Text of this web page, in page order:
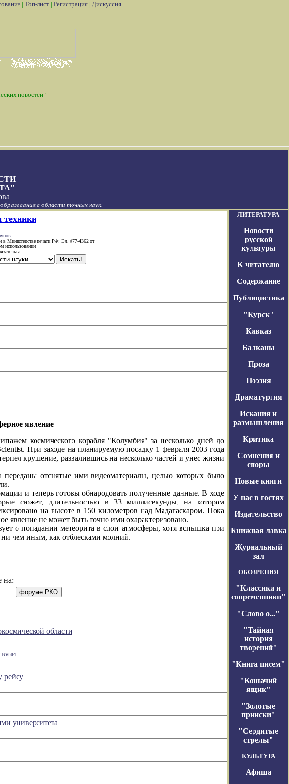
| Топ-лист| Регистрация| Дискуссия
новостей"
в области точных наук.
техники
в Министерстве печати РФ: Эл. #77-4362 от
использовании
явление
космического корабля "Колумбия" за несколько дней до
При заходе на планируемую посадку 1 февраля 2003 года
крушение, развалившись на несколько частей и унес жизни
отснятые ими видеоматериалы, целью которых было
и теперь готовы обнародовать полученные данные. В ходе
сюжет, длительностью в 33 миллисекунды, на котором
на высоте в 150 километров над Мадагаскаром. Пока
явление не может быть точно ими охарактеризовано.
о попадании метеорита в слои атмосферы, хотя вспышка при
ни чем иным, как отблесками молний.
на:
области
рейсу
университета
ЛИТЕРАТУРА
Новости
русской
культуры
К читателю
Содержание
Публицистика
"Курск"
Кавказ
Балканы
Проза
Поэзия
Драматургия
Искания и
размышления
Критика
Сомнения и
споры
Новые книги
У нас в гостях
Издательство
Книжная лавка
Журнальный
зал
ОБОЗРЕНИЯ
"Классики и
современники"
"Слово о..."
"Тайная
история
творений"
"Книга писем"
"Кошачий
ящик"
"Золотые
прииски"
"Сердитые
стрелы"
КУЛЬТУРА
Афиша